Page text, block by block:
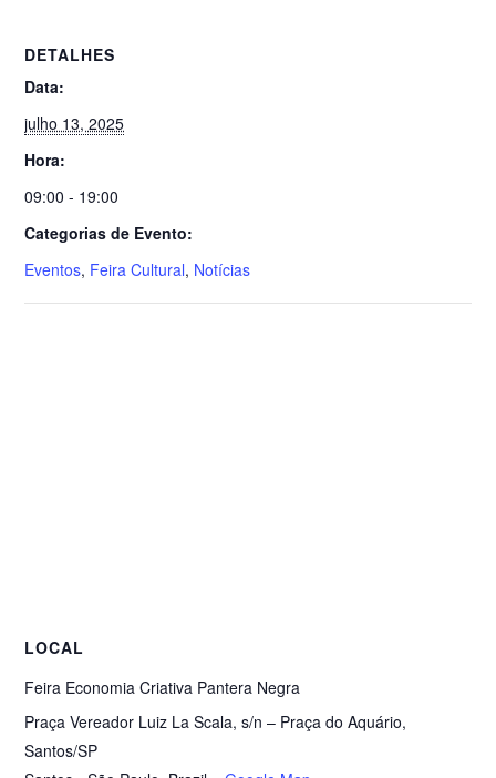
DETALHES
Data:
julho 13, 2025
Hora:
09:00 - 19:00
Categorias de Evento:
Eventos, Feira Cultural, Notícias
LOCAL
Feira Economia Criativa Pantera Negra
Praça Vereador Luiz La Scala, s/n – Praça do Aquário,
Santos/SP